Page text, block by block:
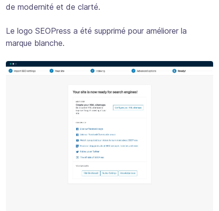
de modernité et de clarté.
Le logo SEOPress a été supprimé pour améliorer la
marque blanche.